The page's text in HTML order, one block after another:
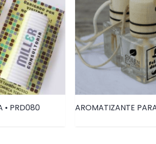
• PRD080